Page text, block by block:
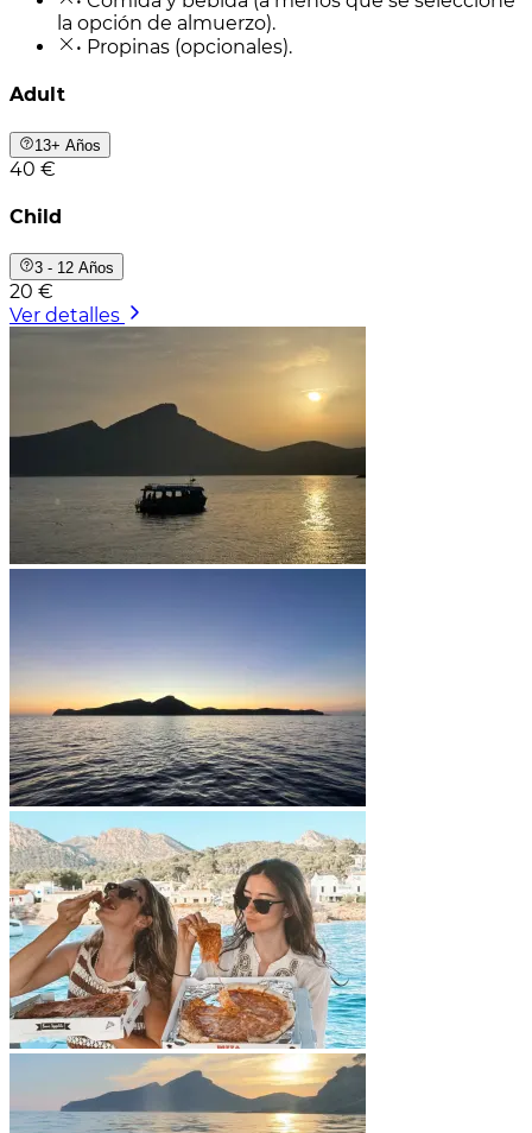
la opción de almuerzo).
• Propinas (opcionales).
Adult
13+ Años
40 €
Child
3 - 12 Años
20 €
Ver detalles